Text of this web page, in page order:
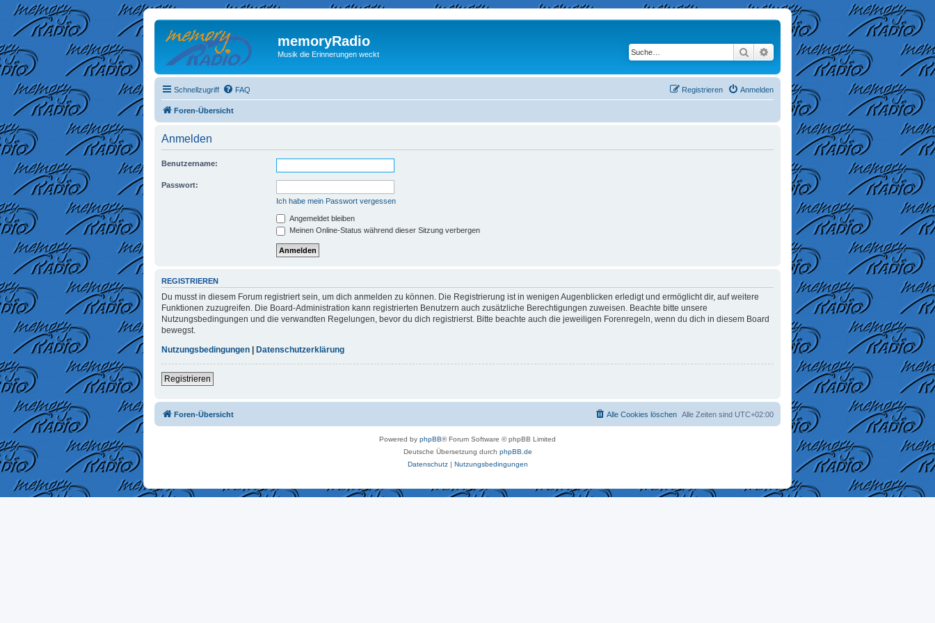
memoryRadio
Musik die Erinnerungen weckt Suche Erweiterte Suche
Schnellzugriff FAQ Anmelden
Registrieren
Foren-Übersicht
Anmelden
Benutzername:
Passwort:
Ich habe mein Passwort vergessen
Angemeldet bleiben
Meinen Online-Status während dieser Sitzung verbergen
REGISTRIEREN
Du musst in diesem Forum registriert sein, um dich anmelden zu können. Die Registrierung ist in wenigen Augenblicken erledigt und ermöglicht dir, auf weitere
Funktionen zuzugreifen. Die Board-Administration kann registrierten Benutzern auch zusätzliche Berechtigungen zuweisen. Beachte bitte unsere
Nutzungsbedingungen und die verwandten Regelungen, bevor du dich registrierst. Bitte beachte auch die jeweiligen Forenregeln, wenn du dich in diesem Board
bewegst.
Nutzungsbedingungen
Datenschutzerklärung
Registrieren
Foren-Übersicht Alle Zeiten sind UTC+02:00
Alle Cookies löschen
Powered by phpBB® Forum Software © phpBB Limited
Deutsche Übersetzung durch phpBB.de
Datenschutz| Nutzungsbedingungen